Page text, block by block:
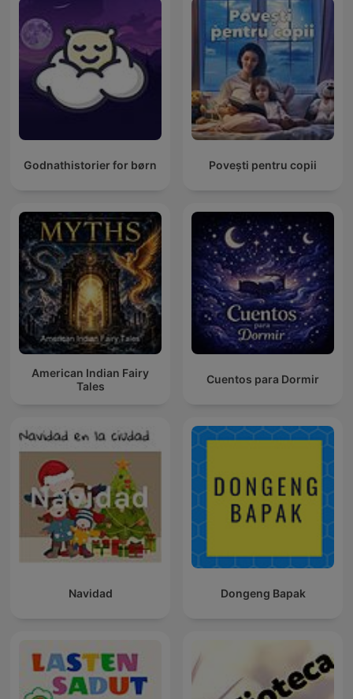
Godnathistorier for børn Povești pentru copii
American Indian Fairy
Tales
Cuentos para Dormir
Navidad Dongeng Bapak